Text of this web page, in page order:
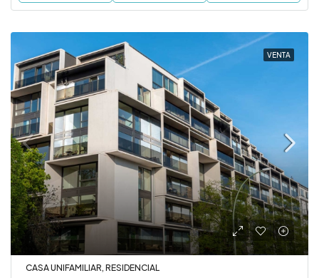
VENTA
CASA UNIFAMILIAR, RESIDENCIAL